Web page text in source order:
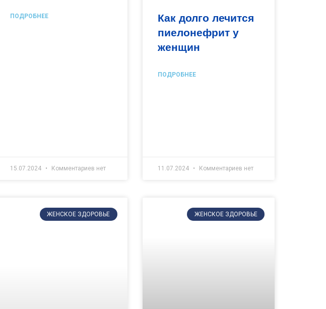
ПОДРОБНЕЕ
15.07.2024 Комментариев нет
Как долго лечится
пиелонефрит у
женщин
ПОДРОБНЕЕ
11.07.2024 Комментариев нет
ЖЕНСКОЕ ЗДОРОВЬЕ ЖЕНСКОЕ ЗДОРОВЬЕ